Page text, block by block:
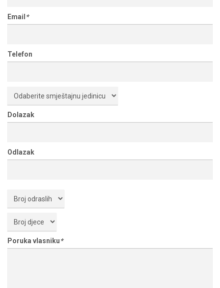
Email *
Telefon
Dolazak
Odlazak
Poruka vlasniku*